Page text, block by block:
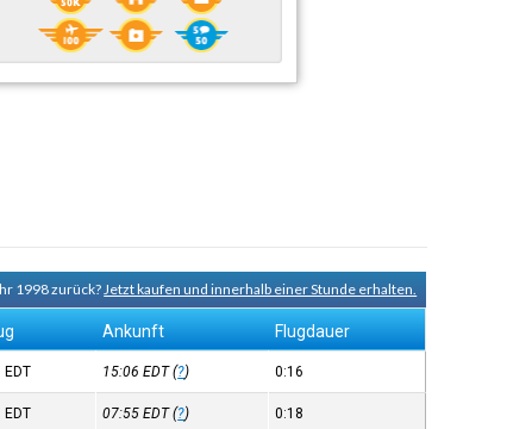
1998 zurück?Jetzt kaufen und innerhalb einer Stunde erhalten.
Ankunft Flugdauer
EDT 15:06EDT(?) 0:16
EDT 07:55EDT(?) 0:18